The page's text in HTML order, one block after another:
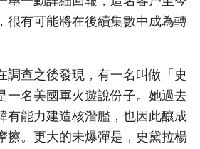
很有可能將在後續集數中成為轉
調查之後發現，有一名叫做「史
一名美國軍火遊說份子。她過去
有能力建造核潛艦，也因此釀成
擦。更大的未爆彈是，史黛拉楊